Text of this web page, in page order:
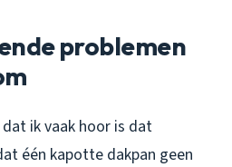
problemen
ik vaak hoor is dat
één kapotte dakpan geen